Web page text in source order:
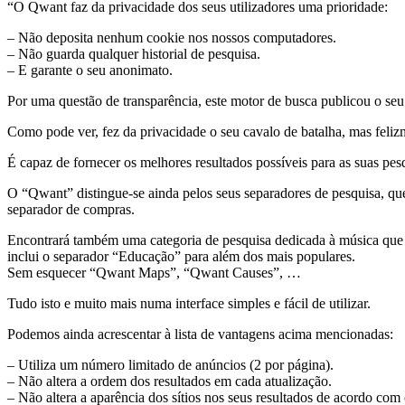
“O Qwant faz da privacidade dos seus utilizadores uma prioridade:
– Não deposita nenhum cookie nos nossos computadores.
– Não guarda qualquer historial de pesquisa.
– E garante o seu anonimato.
Por uma questão de transparência, este motor de busca publicou o
Como pode ver, fez da privacidade o seu cavalo de batalha, mas
É capaz de fornecer os melhores resultados possíveis para as suas
O “Qwant” distingue-se ainda pelos seus separadores de pesquisa,
separador de compras.
Encontrará também uma categoria de pesquisa dedicada à música
inclui o separador “Educação” para além dos mais populares.
Sem esquecer “Qwant Maps”, “Qwant Causes”, …
Tudo isto e muito mais numa interface simples e fácil de utilizar.
Podemos ainda acrescentar à lista de vantagens acima mencionadas:
– Utiliza um número limitado de anúncios (2 por página).
– Não altera a ordem dos resultados em cada atualização.
– Não altera a aparência dos sítios nos seus resultados de acordo